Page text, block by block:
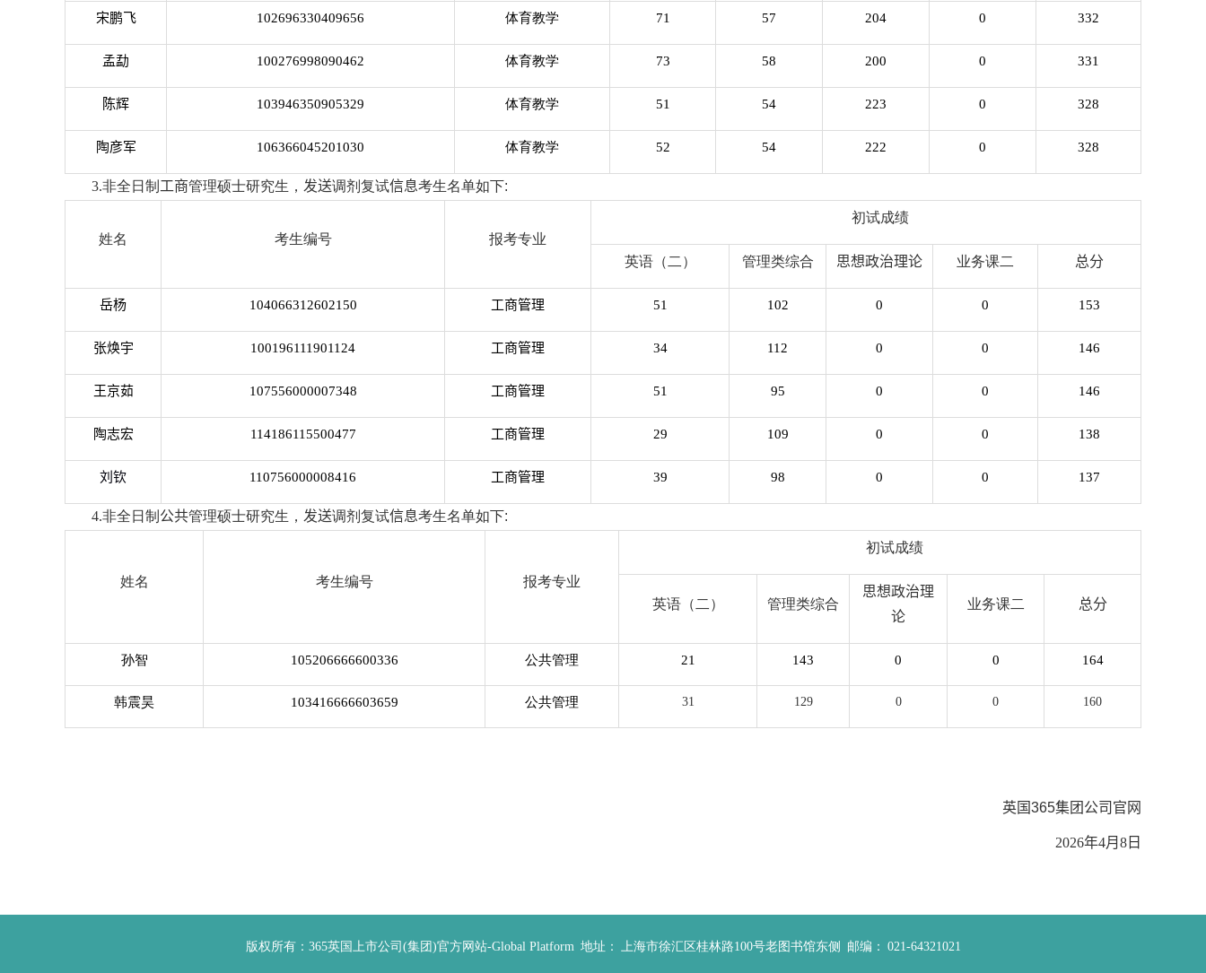
宋鹏飞 102696330409656 体育教学 71 57 204 0 332
孟勐 100276998090462 体育教学 73 58 200 0 331
陈辉 103946350905329 体育教学 51 54 223 0 328
陶彦军 106366045201030 体育教学 52 54 222 0 328
3.非全日制 工商管理硕士研究生， 发送调剂复试信息考生名单如下:
姓名 考生编号 报考专业
初试成绩
英语（二） 管理类综合 思想政治理论 业务课二 总分
岳杨 104066312602150 工商管理 51 102 0 0 153
张焕宇 100196111901124 工商管理 34 112 0 0 146
王京茹 107556000007348 工商管理 51 95 0 0 146
陶志宏 114186115500477 工商管理 29 109 0 0 138
刘钦 110756000008416 工商管理 39 98 0 0 137
4.非全日制 公共管理硕士研究生， 发送调剂复试信息考生名单如下:
姓名 考生编号 报考专业
初试成绩
英语（二） 管理类综合
思想政治理
论
业务课二 总分
孙智 105206666600336 公共管理 21 143 0 0 164
韩震昊 103416666603659 公共管理 31 129 0 0 160
英国365集团公司官网
2026年4月 8 日
版权所有：365英国上市公司(集团)官方网站-Global Platform 地址： 上海市徐汇区桂林路100号老图书馆东侧 邮编： 021-64321021